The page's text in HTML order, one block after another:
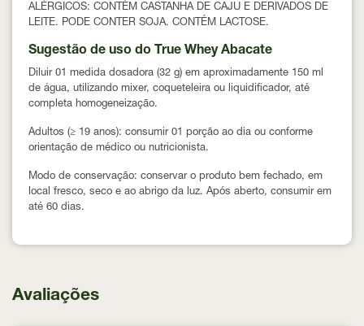
ALÉRGICOS: CONTÉM CASTANHA DE CAJU E DERIVADOS DE
LEITE. PODE CONTER SOJA. CONTÉM LACTOSE.
Sugestão de uso do True Whey Abacate
Diluir 01 medida dosadora (32 g) em aproximadamente 150 ml
de água, utilizando mixer, coqueteleira ou liquidificador, até
completa homogeneização.
Adultos (≥ 19 anos): consumir 01 porção ao dia ou conforme
orientação de médico ou nutricionista.
Modo de conservação: conservar o produto bem fechado, em
local fresco, seco e ao abrigo da luz. Após aberto, consumir em
até 60 dias.
Avaliações